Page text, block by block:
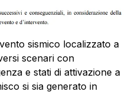
sismico localizzato a
scenari con
e stati di attivazione a
si sia generato in